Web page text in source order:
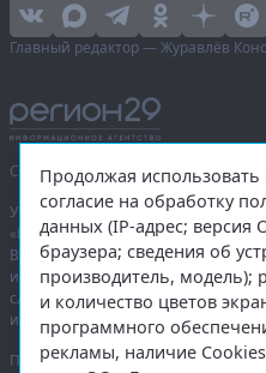
Главный редактор — Журавлёв
Сетевое издание
Учредитель — общество с
«Правда Севера».
Выписка из реестра
информации:ЭЛ № ФС 77-74226от
службой по надзору в сфере
и массовых коммуникаций
При полном или частичном
Продолжая использовать
согласие на обработку
данных (IP-адрес; версия
браузера; сведения об
производитель, модель);
и количество цветов
программного
рекламы, наличие